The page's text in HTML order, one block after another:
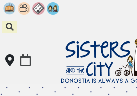
Skip
to
content